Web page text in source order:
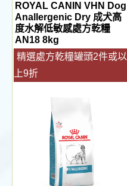
ROYAL CANIN VHN Dog
Anallergenic Dry 成犬高
度水解低敏感處方乾糧
AN18 8kg
精選處方乾糧罐頭2件或以
上9折